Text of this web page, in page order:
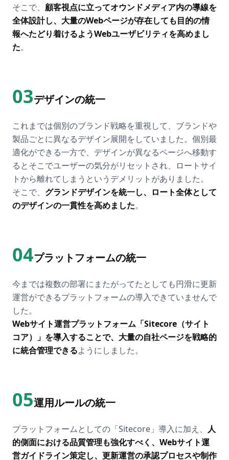
そこで、 顧客視点に立ってオウンドメディア内の導線を
全体設計し、大量のWebページが存在しても目的の情
報へたどり着けるようWebユーザビリティを高めまし
た。
03デザインの統一
これまでは個別のブランド戦略を重視して、ブランドや
製品ごとに異なるデザイン展開をしていました。個別最
適化ができる一方で、デザインが異なるページへ移動す
るとそこでユーザーの気分がリセットされ、ロートサイ
トから離れてしまうというデメリットがありました。
そこで、 グランドデザインを統一し、ロート全体として
のデザインの一貫性を高めました。
04プラットフォームの統一
今までは複数の部署にまたがってたとしても円滑に更新
運営ができるプラットフォームの導入できていませんで
した。
Webサイト運営プラットフォーム「Sitecore（サイト
コア）」を導入することで、大量の自社ページを戦略的
に統合管理できるようにしました。
05運用ルールの統一
プラットフォームとしての「Sitecore」導入に加え、 人
的側面における品質管理も強化すべく、Webサイト運
営ガイドライン策定し、更新運営の承認プロセスや制作